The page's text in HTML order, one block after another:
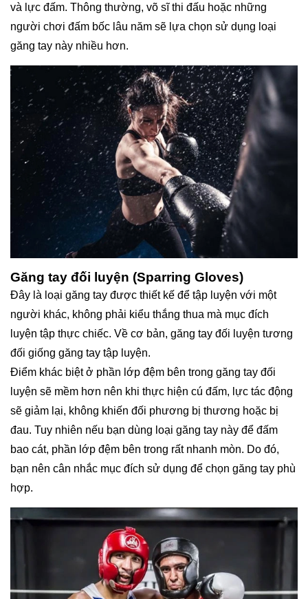
và lực đấm. Thông thường, võ sĩ thi đấu hoặc những
người chơi đấm bốc lâu năm sẽ lựa chọn sử dụng loại
găng tay này nhiều hơn.
Găng tay đối luyện (Sparring Gloves)
Đây là loại găng tay được thiết kế để tập luyện với một
người khác, không phải kiểu thắng thua mà mục đích
luyện tập thực chiếc. Về cơ bản, găng tay đối luyện tương
đối giống găng tay tập luyện.
Điểm khác biệt ở phần lớp đệm bên trong găng tay đối
luyện sẽ mềm hơn nên khi thực hiện cú đấm, lực tác động
sẽ giảm lại, không khiến đối phương bị thương hoặc bị
đau. Tuy nhiên nếu bạn dùng loại găng tay này để đấm
bao cát, phần lớp đệm bên trong rất nhanh mòn. Do đó,
bạn nên cân nhắc mục đích sử dụng để chọn găng tay phù
hợp.